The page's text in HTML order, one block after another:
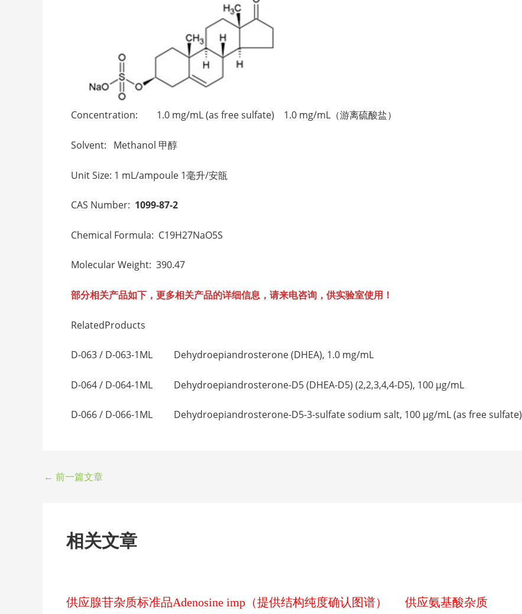
Concentration: 1.0 mg/mL (as free sulfate) 1.0 mg/mL（游离硫酸盐）
Solvent: Methanol 甲醇
Unit Size: 1 mL/ampoule 1毫升/安瓿
CAS Number: 1099-87-2
Chemical Formula: C19H27NaO5S
Molecular Weight: 390.47
部分相关产品如下，更多相关产品的详细信息，请来电咨询，供实验室使用！
RelatedProducts
D-063 / D-063-1ML Dehydroepiandrosterone (DHEA), 1.0 mg/mL
D-064 / D-064-1ML Dehydroepiandrosterone-D5 (DHEA-D5) (2,2,3,4,4-D5), 100 μg/mL
D-066 / D-066-1ML Dehydroepiandrosterone-D5-3-sulfate sodium salt, 100 μg/mL (as free sulfate)
← 前一篇文章
相关文章
供应腺苷杂质标准品Adenosine imp（提供结构纯度确认图谱） 供应氨基酸杂质